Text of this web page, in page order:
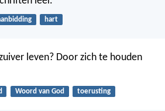
hart
leven? Door zich te houden
Woord van God toerusting